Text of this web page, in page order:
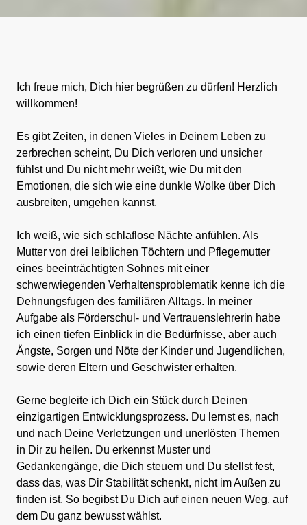
Ich freue mich, Dich hier begrüßen zu dürfen! Herzlich
willkommen!
Es gibt Zeiten, in denen Vieles in Deinem Leben zu
zerbrechen scheint, Du Dich verloren und unsicher
fühlst und Du nicht mehr weißt, wie Du mit den
Emotionen, die sich wie eine dunkle Wolke über Dich
ausbreiten, umgehen kannst.
Ich weiß, wie sich schlaflose Nächte anfühlen. Als
Mutter von drei leiblichen Töchtern und Pflegemutter
eines beeinträchtigten Sohnes mit einer
schwerwiegenden Verhaltensproblematik kenne ich die
Dehnungsfugen des familiären Alltags. In meiner
Aufgabe als Förderschul- und Vertrauenslehrerin habe
ich einen tiefen Einblick in die Bedürfnisse, aber auch
Ängste, Sorgen und Nöte der Kinder und Jugendlichen,
sowie deren Eltern und Geschwister erhalten.
Gerne begleite ich Dich ein Stück durch Deinen
einzigartigen Entwicklungsprozess. Du lernst es, nach
und nach Deine Verletzungen und unerlösten Themen
in Dir zu heilen. Du erkennst Muster und
Gedankengänge, die Dich steuern und Du stellst fest,
dass das, was Dir Stabilität schenkt, nicht im Außen zu
finden ist. So begibst Du Dich auf einen neuen Weg, auf
dem Du ganz bewusst wählst.